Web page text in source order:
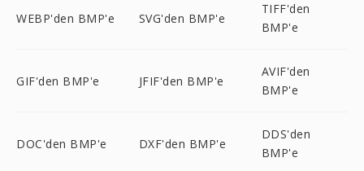
WEBP'den BMP'e SVG'den BMP'e
TIFF'den
BMP'e
GIF'den BMP'e JFIF'den BMP'e
AVIF'den
BMP'e
DOC'den BMP'e DXF'den BMP'e
DDS'den
BMP'e